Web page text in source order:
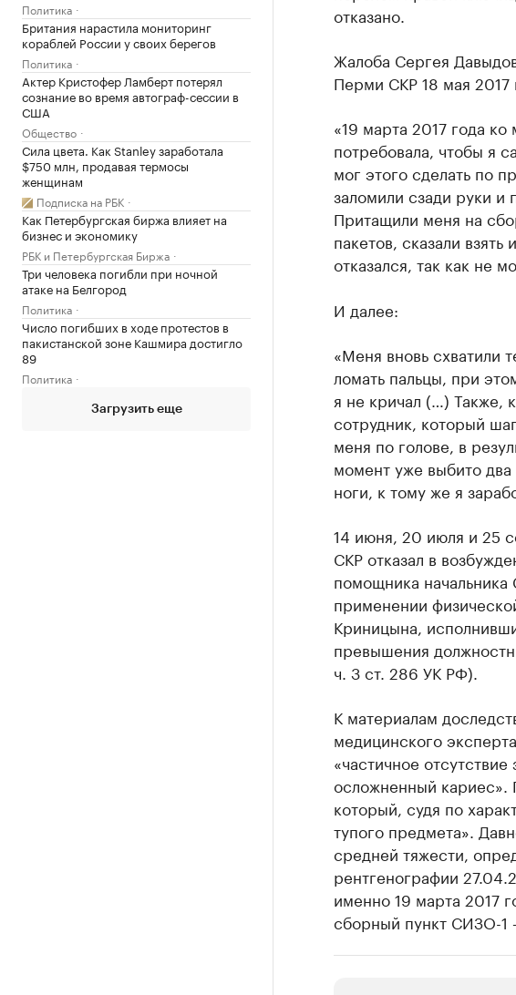
Политика
Британия нарастила мониторинг
кораблей России у своих берегов
Политика
Актер Кристофер Ламберт потерял
сознание во время автограф-сессии в
США
Общество
Сила цвета. Как Stanley заработала
$750 млн, продавая термосы
женщинам
Подписка на РБК
Как Петербургская биржа влияет на
бизнес и экономику
РБК и Петербургская Биржа
Три человека погибли при ночной
атаке на Белгород
Политика
Число погибших в ходе протестов в
пакистанской зоне Кашмира достигло
89
Политика
Загрузить еще
отказано.
Жалоба Сергея
Перми СКР 18 мая 2017
«19 марта 2017 года
потребовала, чтобы я
мог этого сделать по
заломили сзади руки и
Притащили меня на
пакетов, сказали
отказался, так как не
И далее:
«Меня вновь схватили
ломать пальцы, при
я не кричал (…) Также,
сотрудник, который
меня по голове, в
момент уже выбито два
ноги, к тому же я
14 июня, 20 июля и 25
СКР отказал в
помощника
применении
Криницына,
превышения
ч. 3 ст. 286 УК РФ).
К материалам
медицинского
«частичное
осложненный кариес».
который, судя по
тупого предмета».
средней тяжести,
рентгенографии
именно 19 марта 2017
сборный пункт СИЗО-1